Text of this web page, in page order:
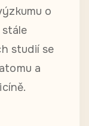
o
studií se
a